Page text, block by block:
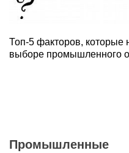
Топ-5 факторов, которые
выборе промышленного